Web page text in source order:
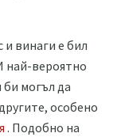
винаги е бил
най-вероятно
могъл да
особено
. Подобно на